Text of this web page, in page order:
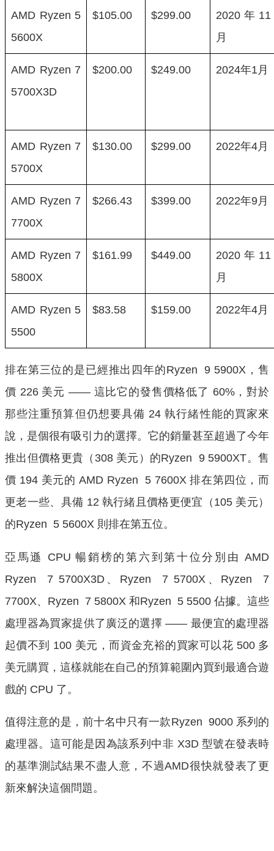
AMD Ryzen 5
5600X
$105.00 $299.00
2020年11
月
AMD Ryzen 7
5700X3D
$200.00 $249.00 2024年1月
AMD Ryzen 7
5700X
$130.00 $299.00 2022年4月
AMD Ryzen 7
7700X
$266.43 $399.00 2022年9月
AMD Ryzen 7
5800X
$161.99 $449.00
2020年11
月
AMD Ryzen 5
5500
$83.58 $159.00 2022年4月
排在第三位的是已經推出四年的Ryzen 9 5900X，售
價 226 美元 —— 這比它的發售價格低了 60%，對於
那些注重預算但仍想要具備 24 執行緒性能的買家來
說，是個很有吸引力的選擇。它的銷量甚至超過了今年
推出但價格更貴（308 美元）的Ryzen 9 5900XT。售
價 194 美元的 AMD Ryzen 5 7600X 排在第四位，而
更老一些、具備 12 執行緒且價格更便宜（105 美元）
的Ryzen 5 5600X 則排在第五位。
亞馬遜 CPU 暢銷榜的第六到第十位分別由 AMD
Ryzen 7 5700X3D、Ryzen 7 5700X、Ryzen 7
7700X、Ryzen 7 5800X 和Ryzen 5 5500 佔據。這些
處理器為買家提供了廣泛的選擇 —— 最便宜的處理器
起價不到 100 美元，而資金充裕的買家可以花 500 多
美元購買，這樣就能在自己的預算範圍內買到最適合遊
戲的 CPU 了。
值得注意的是，前十名中只有一款Ryzen 9000 系列的
處理器。這可能是因為該系列中非 X3D 型號在發表時
的基準測試結果不盡人意，不過AMD很快就發表了更
新來解決這個問題。